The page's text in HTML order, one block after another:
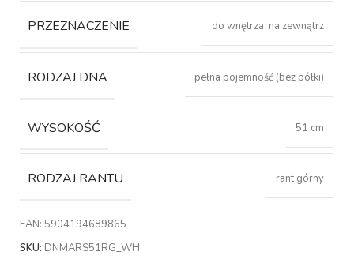
PRZEZNACZENIE do wnętrza, na zewnątrz
RODZAJ DNA pełna pojemność (bez półki)
WYSOKOŚĆ 51 cm
RODZAJ RANTU rant górny
EAN: 5904194689865
SKU: DNMARS51RG_WH